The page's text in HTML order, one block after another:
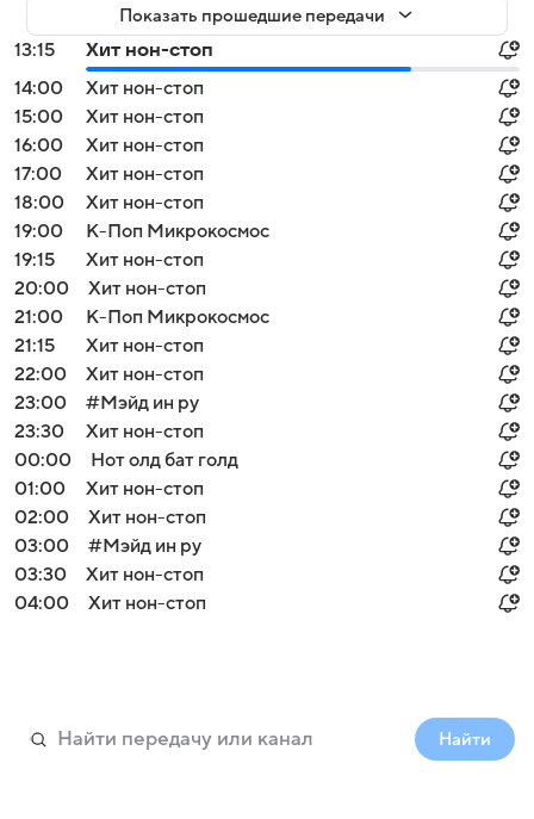
Показать прошедшие передачи
13:15
Хит нон-стоп
14:00
Хит нон-стоп
15:00
Хит нон-стоп
16:00
Хит нон-стоп
17:00
Хит нон-стоп
18:00
Хит нон-стоп
19:00
К-Поп Микрокосмос
19:15
Хит нон-стоп
20:00
Хит нон-стоп
21:00
К-Поп Микрокосмос
21:15
Хит нон-стоп
22:00
Хит нон-стоп
23:00
#Мэйд ин ру
23:30
Хит нон-стоп
00:00
Нот олд бат голд
01:00
Хит нон-стоп
02:00
Хит нон-стоп
03:00
#Мэйд ин ру
03:30
Хит нон-стоп
04:00
Хит нон-стоп
Найти